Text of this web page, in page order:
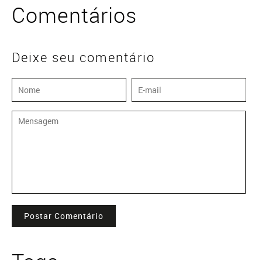
Comentários
Deixe seu comentário
Postar Comentário